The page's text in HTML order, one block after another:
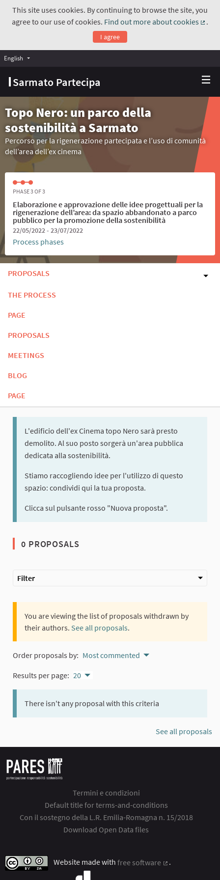
This site uses cookies. By continuing to browse the site, you
agree to our use of cookies. Find out more about cookies
.
I agree
Sarmato Partecipa
English Choose language
Topo Nero: un parco della
sostenibilità a Sarmato
Percorso per la rigenerazione partecipata e l’uso di comunità
dell’area dell’ex cinema
PHASE 3 OF 3
Elaborazione e approvazione delle idee progettuali per la
rigenerazione dell’area: da spazio abbandonato a parco
pubblico per la promozione della sostenibilità
22/05/2022 - 23/07/2022
Process phases
PROPOSALS
THE PROCESS
PAGE
PROPOSALS
MEETINGS
BLOG
PAGE
L'edificio dell'ex Cinema topo Nero sarà presto
demolito. Al suo posto sorgerà un'area pubblica
dedicata alla sostenibilità.
Stiamo raccogliendo idee per l'utilizzo di questo
spazio: condividi qui la tua proposta.
Clicca sul pulsante rosso "Nuova proposta".
0 PROPOSALS
Filter
You are viewing the list of proposals withdrawn by
their authors. See all proposals.
Order proposals by: Most commented
Results per page: 20
There isn't any proposal with this criteria
See all proposals
Termini e condizioni
Default title for terms-and-conditions
Con il sostegno della L.R. Emilia-Romagna n. 15/2018
Download Open Data files
Website made with free software
.